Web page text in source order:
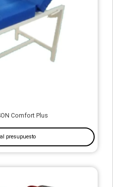
Comfort Plus
presupuesto